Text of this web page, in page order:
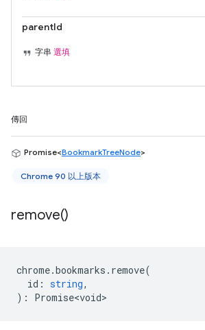
parentId
字串 選填
傳回
Promise<BookmarkTreeNode>
Chrome 90 以上版本
remove()
chrome.bookmarks . remove(
id : string,
) : Promise<void>